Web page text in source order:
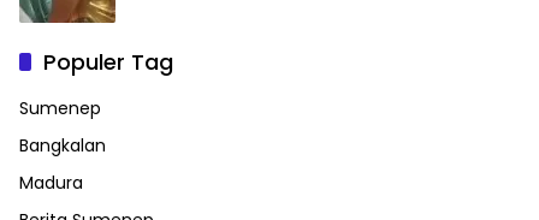
Populer Tag
Sumenep
Bangkalan
Madura